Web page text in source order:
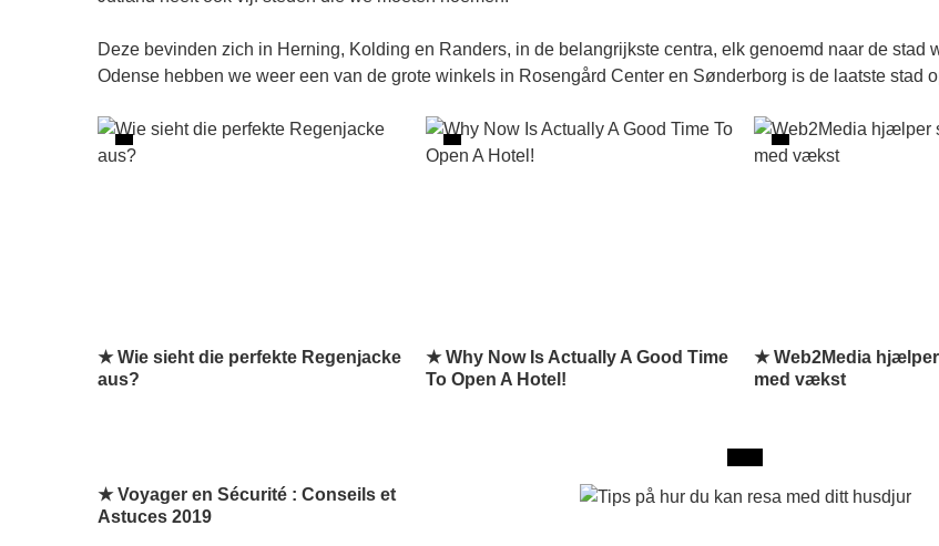
Deze bevinden zich in Herning, Kolding en Randers, in de belangrijkste centra, elk genoemd naar de stad
Odense hebben we weer een van de grote winkels in Rosengård Center en Sønderborg is de laatste stad
★ Wie sieht die perfekte Regenjacke
aus?
★ Why Now Is Actually A Good Time
To Open A Hotel!
★ Web2Media
med vækst
★Voyager en Sécurité : Conseils et
Astuces 2019